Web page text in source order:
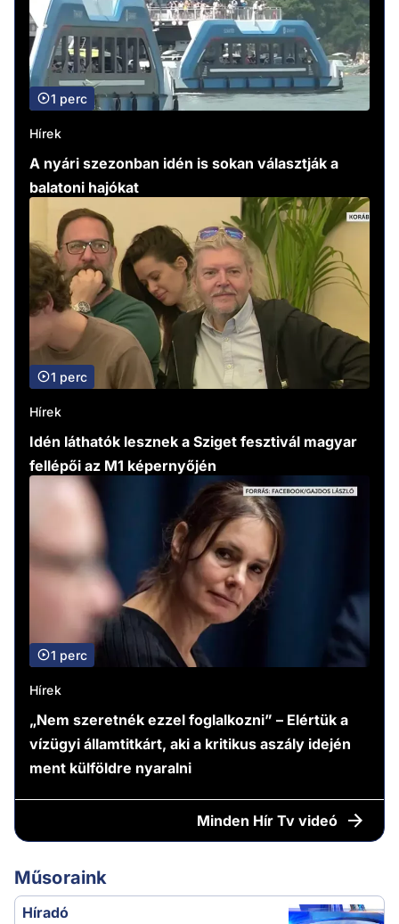
1 perc
Hírek
A nyári szezonban idén is sokan választják a
balatoni hajókat
1 perc
Hírek
Idén láthatók lesznek a Sziget fesztivál magyar
fellépői az M1 képernyőjén
1 perc
Hírek
„Nem szeretnék ezzel foglalkozni” – Elértük a
vízügyi államtitkárt, aki a kritikus aszály idején
ment külföldre nyaralni
Minden Hír Tv videó
Műsoraink
Híradó